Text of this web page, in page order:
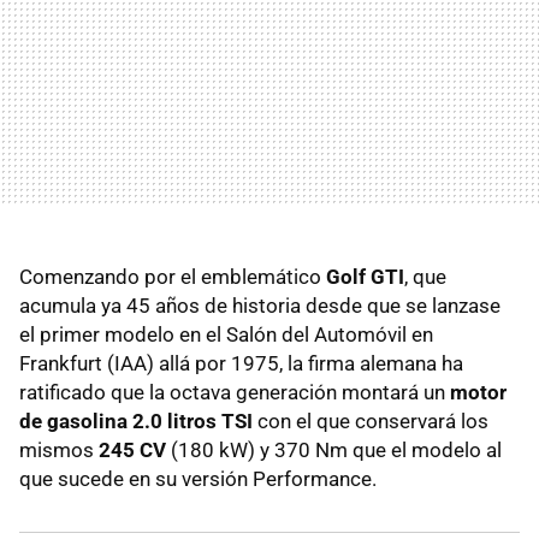
Comenzando por el emblemático Golf GTI, que
acumula ya 45 años de historia desde que se lanzase
el primer modelo en el Salón del Automóvil en
Frankfurt (IAA) allá por 1975, la firma alemana ha
ratificado que la octava generación montará un motor
de gasolina 2.0 litros TSI con el que conservará los
mismos 245 CV (180 kW) y 370 Nm que el modelo al
que sucede en su versión Performance.